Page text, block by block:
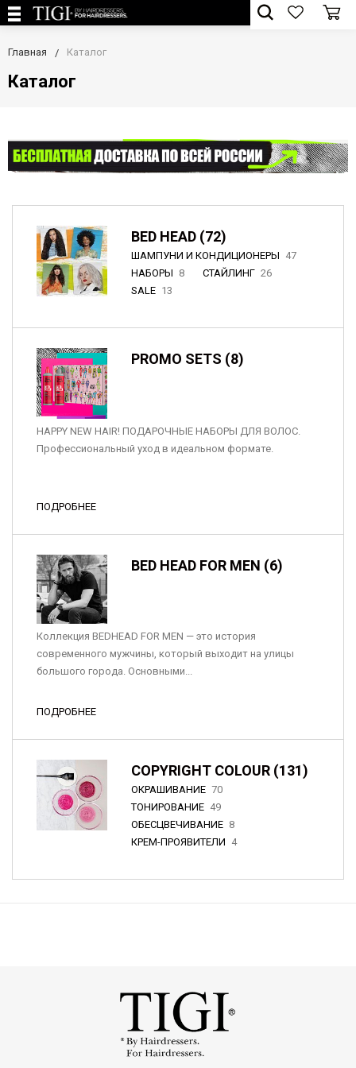
Главная Каталог
Каталог
BED HEAD (72)
ШАМПУНИ И КОНДИЦИОНЕРЫ 47
НАБОРЫ 8 СТАЙЛИНГ 26
SALE 13
PROMO SETS (8)
HAPPY NEW HAIR! ПОДАРОЧНЫЕ НАБОРЫ ДЛЯ ВОЛОС.
Профессиональный уход в идеальном формате.
ПОДРОБНЕЕ
BED HEAD FOR MEN (6)
Коллекция BEDHEAD FOR MEN — это история
современного мужчины, который выходит на улицы
большого города. Основными...
ПОДРОБНЕЕ
COPYRIGHT COLOUR (131)
ОКРАШИВАНИЕ 70
ТОНИРОВАНИЕ 49
ОБЕСЦВЕЧИВАНИЕ 8
КРЕМ-ПРОЯВИТЕЛИ 4